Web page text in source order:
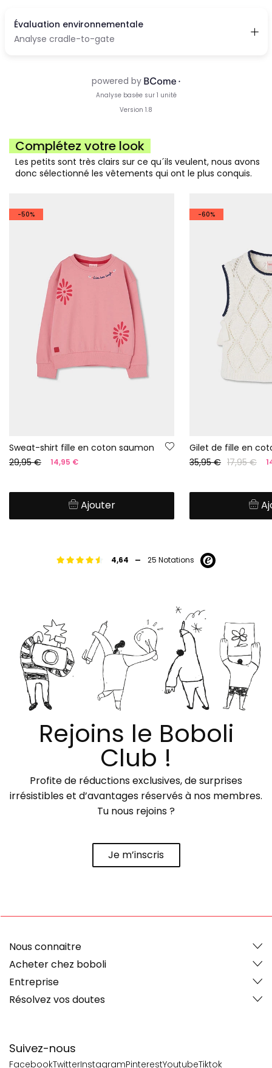
Complétez votre look
Les petits sont très clairs sur ce qu´ils veulent, nous avons
donc sélectionné les vêtements qui ont le plus conquis.
-50%
Sweat-shirt fille en coton saumon
29,95 €
14,95 €
Ajouter
-60%
Gilet de fille en
35,95 € 17,95 €
4,64 - 25 Notations
Rejoins le Boboli
Club !
Profite de réductions exclusives, de surprises
irrésistibles et d’avantages réservés à nos membres.
Tu nous rejoins ?
Je m’inscris
Suivez-nous
FacebookTwitterInstagramPinterestYoutubeTiktok
Nous connaitre
Acheter chez boboli
Entreprise
Résolvez vos doutes